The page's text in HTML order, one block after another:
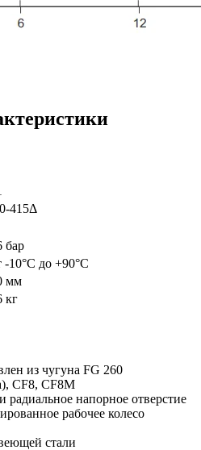
415Δ
бар
-10°C до +90°C
мм
кг
из чугуна FG 260
CF8, CF8M
напорное отверстие
рабочее колесо
стали